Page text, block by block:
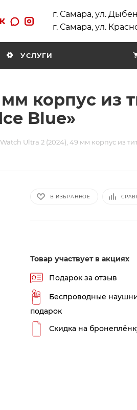
г. Самара, ул.
г. Самара, ул.
УСЛУГИ
корпус из
Blue»
Ultra 2 (2024), 49 мм корпус из
В ИЗБРАННОЕ
Товар участвует в акциях
Подарок за отзыв
Беспроводные
подарок
Скидка на